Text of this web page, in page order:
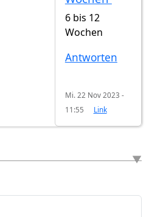
6 bis 12
Wochen
Antworten
Mi. 22 Nov 2023 -
11:55
Link